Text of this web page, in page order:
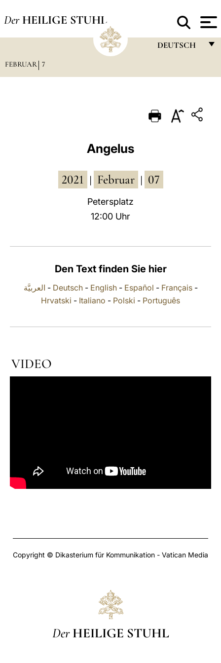
Der HEILIGE STUHL
DEUTSCH
PORTUGUÊS
POLSKI
FEBRUAR 7
Angelus
2021 Februar 07
Petersplatz
12:00 Uhr
Den Text finden Sie hier
العربيَّة - Deutsch- English- Español - Français-
Hrvatski - Italiano - Polski - Português
VIDEO
Copyright © Dikasterium für Kommunikation - Vatican Media
Der HEILIGE STUHL